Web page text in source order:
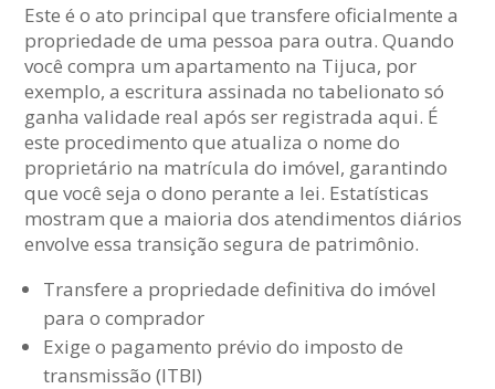
Este é o ato principal que transfere oficialmente a
propriedade de uma pessoa para outra. Quando
você compra um apartamento na Tijuca, por
exemplo, a escritura assinada no tabelionato só
ganha validade real após ser registrada aqui. É
este procedimento que atualiza o nome do
proprietário na matrícula do imóvel, garantindo
que você seja o dono perante a lei. Estatísticas
mostram que a maioria dos atendimentos diários
envolve essa transição segura de patrimônio.
Transfere a propriedade definitiva do imóvel
para o comprador
Exige o pagamento prévio do imposto de
transmissão (ITBI)